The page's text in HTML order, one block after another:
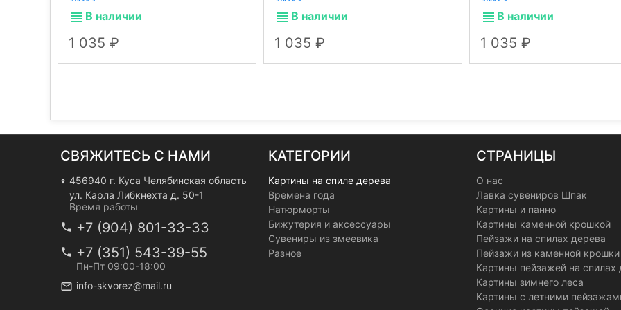
В наличии
1 035
В наличии
1 035
В наличии
1 035
СВЯЖИТЕСЬ С НАМИ
456940 г. Куса Челябинская область
ул. Карла Либкнехта д. 50-1
Время работы
+7 (904) 801-33-33
+7 (351) 543-39-55
Пн-Пт 09:00-18:00
info-skvorez@mail.ru
КАТЕГОРИИ
Картины на спиле дерева
Времена года
Натюрморты
Бижутерия и аксессуары
Сувениры из змеевика
Разное
СТРАНИЦЫ
О нас
Лавка сувениров Шпак
Картины и панно
Картины каменной крошкой
Пейзажи на спилах дерева
Пейзажи из каменной крошки
Картины пейзажей на спилах
Картины зимнего леса
Картины с летними